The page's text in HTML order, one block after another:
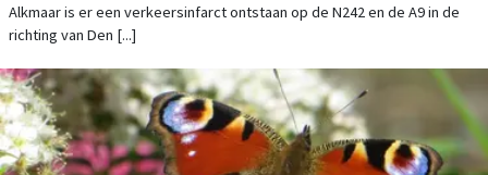
Alkmaar is er een verkeersinfarct ontstaan op de N242 en de A9 in de
richting van Den [...]